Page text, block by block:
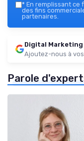
* En remplissant ce
des fins
partenaires.
Digital Marketing
Ajoutez-nous à
Parole